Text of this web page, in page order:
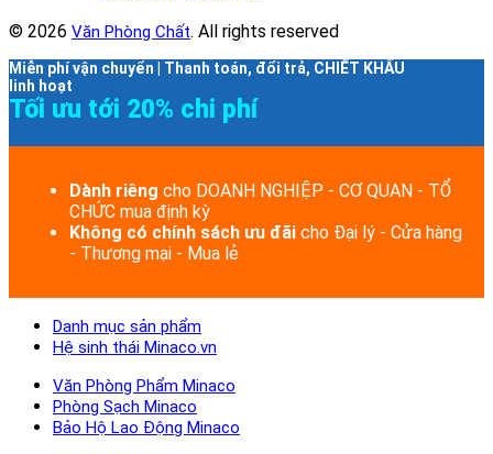
© 2026 Văn Phòng Chất. All rights reserved
Miễn phí vận chuyển | Thanh toán, đổi trả, CHIẾT KHẤU
linh hoạt
Tối ưu tới 20% chi phí
Dành riêng cho DOANH NGHIỆP - CƠ QUAN - TỔ
CHỨC mua định kỳ
Không có chính sách ưu đãi cho Đại lý - Cửa hàng
- Thương mại - Mua lẻ
Danh mục sản phẩm
Hệ sinh thái Minaco.vn
Văn Phòng Phẩm Minaco
Phòng Sạch Minaco
Bảo Hộ Lao Động Minaco